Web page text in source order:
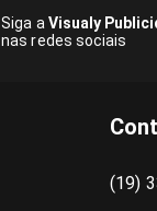
Siga a Visualy
nas redes sociais
(19)